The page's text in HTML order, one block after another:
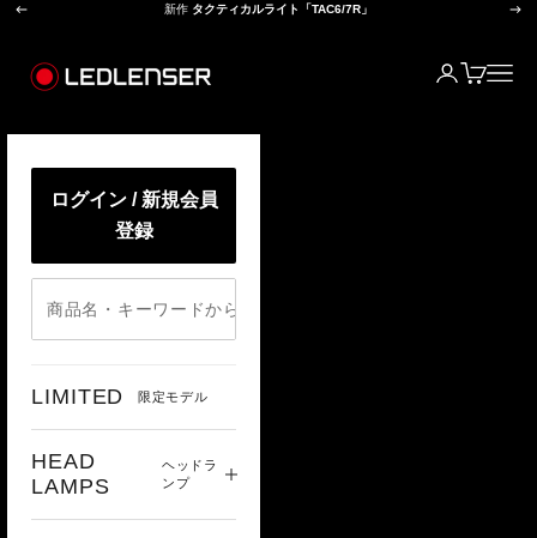
コンテンツへスキップ
前へ 新作 タクティカルライト「TAC6/7R」 次へ
ログイン
カートメニ
ログイン / 新規会員
登録
LIMITED 限定モデル
HEAD
LAMPS
ヘッドラ
ンプ